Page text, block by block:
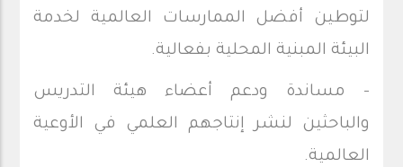
لتوطين أفضل الممارسات العالمية لخدمة
البيئة المبنية المحلية بفعالية.
- مساندة ودعم أعضاء هيئة التدريس
والباحثين لنشر إنتاجهم العلمي في الأوعية
العالمية.